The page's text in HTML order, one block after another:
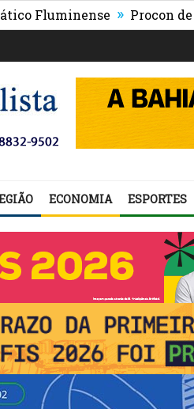
» Procon de Ilhéus
ECONOMIA ESPORTES